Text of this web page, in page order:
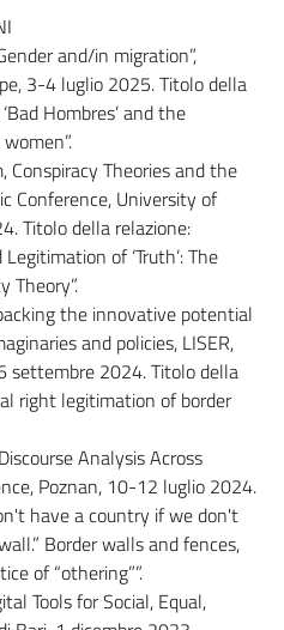
and/in migration”,
3-4 luglio 2025. Titolo della
Hombres’ and the
Conspiracy Theories and the
Conference, University of
Titolo della relazione:
of ‘Truth’: The
Theory”.
the innovative potential
and policies, LISER,
settembre 2024. Titolo della
right legitimation of border
Analysis Across
Poznan, 10-12 luglio 2024.
have a country if we don't
Border walls and fences,
of “othering””.
Tools for Social, Equal,